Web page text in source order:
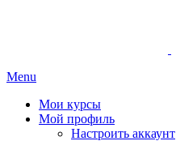
Menu
Мои курсы
Мой профиль
Настроить аккаунт